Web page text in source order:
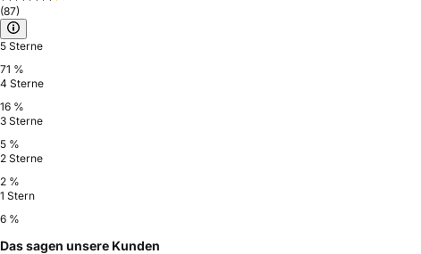
(87)
5 Sterne
71 %
4 Sterne
16 %
3 Sterne
5 %
2 Sterne
2 %
1 Stern
6 %
Das sagen unsere Kunden